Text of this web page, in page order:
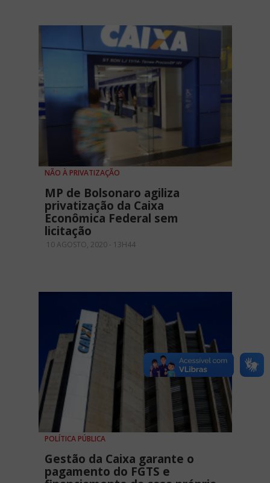
NÃO À PRIVATIZAÇÃO
MP de Bolsonaro agiliza
privatização da Caixa
Econômica Federal sem
licitação
10 AGOSTO, 2020 - 13H44
POLÍTICA PÚBLICA
Gestão da Caixa garante o
pagamento do FGTS e